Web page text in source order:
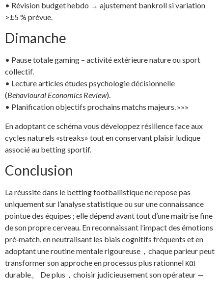
• Révision budget hebdo → ajustement bankroll si variation
>±5 % prévue.
Dimanche
• Pause totale gaming – activité extérieure nature ou sport
collectif.
• Lecture articles études psychologie décisionnelle
(Behavioural Economics Review).
• Planification objectifs prochains matchs majeurs. »»»
En adoptant ce schéma vous développez résilience face aux
cycles naturels «streaks» tout en conservant plaisir ludique
associé au betting sportif.
Conclusion
La réussite dans le betting footballistique ne repose pas
uniquement sur l’analyse statistique ou sur une connaissance
pointue des équipes ; elle dépend avant tout d’une maîtrise fine
de son propre cerveau. En reconnaissant l’impact des émotions
pré‑match, en neutralisant les biais cognitifs fréquents et en
adoptant une routine mentale rigoureuse，chaque parieur peut
transformer son approche en processus plus rationnel και
durable。 De plus，choisir judicieusement son opérateur —